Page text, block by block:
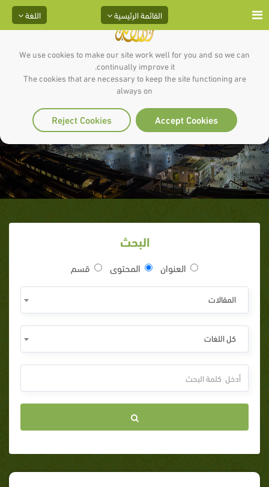
We use cookies to make our site work well for you and so we can
continually improve it.
The cookies that are necessary to keep the site functioning are
always on
Accept Cookies
Reject Cookies
اللغة القائمة الرئيسية
حدود طاعة الأمير
البحث
العنوان المحتوى قسم
المقالات
كل اللغات